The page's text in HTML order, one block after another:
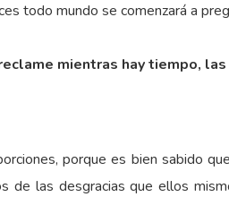
todo mundo se comenzará a
mientras hay tiempo, las
porque es bien sabido
de las desgracias que ellos